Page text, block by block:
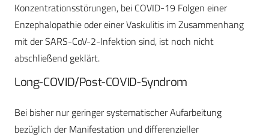
Konzentrationsstörungen, bei COVID-19 Folgen einer
Enzephalopathie oder einer Vaskulitis im Zusammenhang
mit der SARS-CoV-2-Infektion sind, ist noch nicht
abschließend geklärt.
Long-COVID/Post-COVID-Syndrom
Bei bisher nur geringer systematischer Aufarbeitung
bezüglich der Manifestation und differenzieller